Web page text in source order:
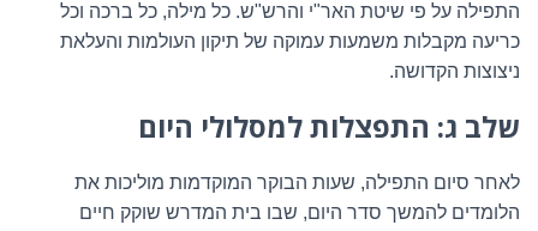
התפילה על פי שיטת האר"י והרש"ש. כל מילה, כל ברכה וכל
כריעה מקבלות משמעות עמוקה של תיקון העולמות והעלאת
ניצוצות הקדושה.
שלב ג: התפצלות למסלולי היום
לאחר סיום התפילה, שעות הבוקר המוקדמות מוליכות את
הלומדים להמשך סדר היום, שבו בית המדרש שוקק חיים